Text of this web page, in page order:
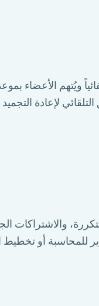
ويُتهم الأعضاء
لإعادة
والاشتراكات